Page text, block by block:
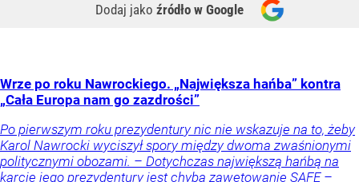
Dodaj jako źródło w Google
Wrze po roku Nawrockiego. „Największa hańba” kontra
„Cała Europa nam go zazdrości”
Po pierwszym roku prezydentury nic nie wskazuje na to, żeby
Karol Nawrocki wyciszył spory między dwoma zwaśnionymi
politycznymi obozami. – Dotychczas największą hańbą na
karcie jego prezydentury jest chyba zawetowanie SAFE –